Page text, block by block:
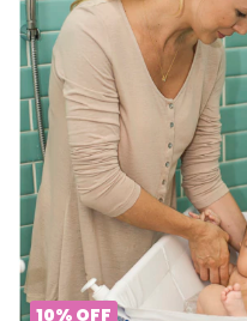
10% OFF